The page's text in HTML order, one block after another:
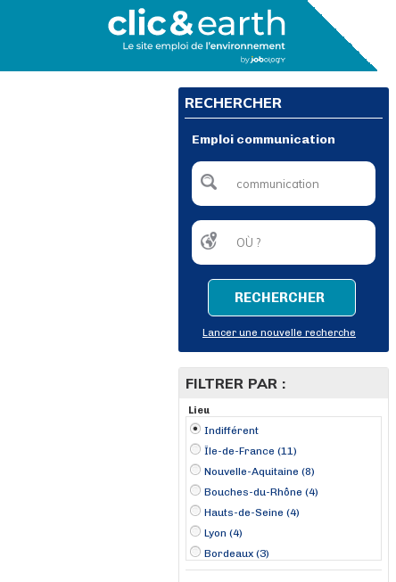
RECHERCHER
Emploi communication
RECHERCHER
Lancer une nouvelle recherche
FILTRER PAR :
Lieu
Indifférent
Île-de-France (11)
Nouvelle-Aquitaine (8)
Bouches-du-Rhône (4)
Hauts-de-Seine (4)
Lyon (4)
Bordeaux (3)
Caen (2)